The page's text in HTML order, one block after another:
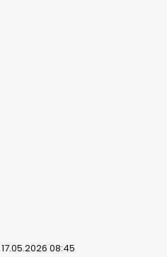
17.05.2026 08:45